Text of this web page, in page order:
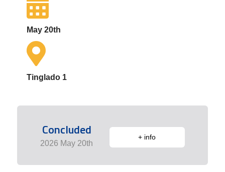
May 20th
Tinglado 1
Concluded
2026 May 20th
+ info